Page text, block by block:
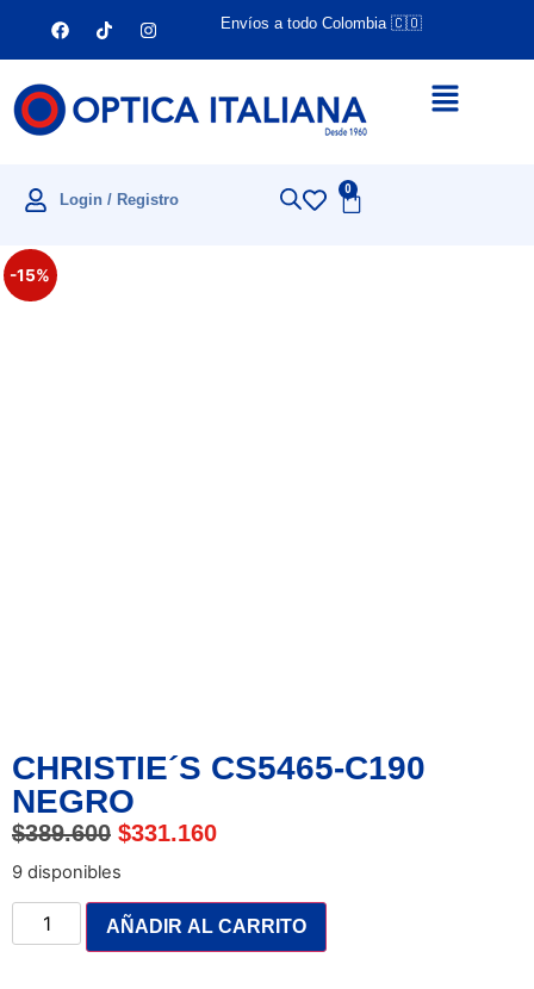
Envíos a todo Colombia 🇨🇴
Login / Registro
0
-15%
CHRISTIE´S CS5465-C190
NEGRO
$389.600 $331.160
9 disponibles
AÑADIR AL CARRITO